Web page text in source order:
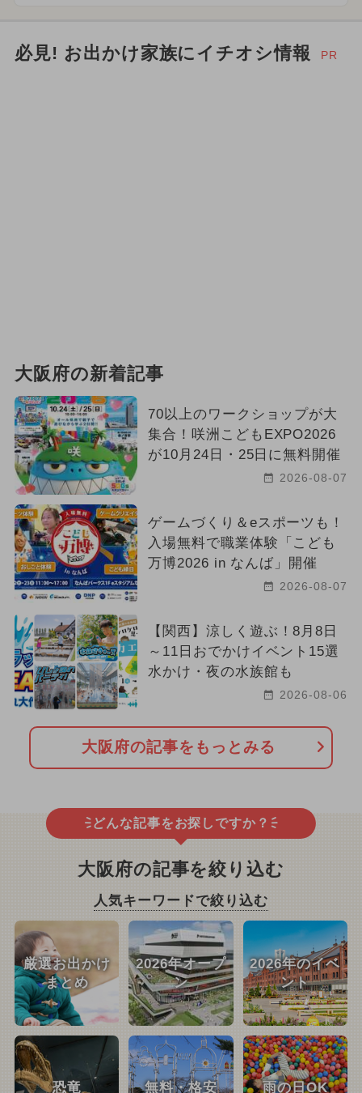
必見! お出かけ家族にイチオシ情報 PR
大阪府の新着記事
70以上のワークショップが大
集合！咲洲こどもEXPO2026
が10月24日・25日に無料開催
2026-08-07
ゲームづくり＆eスポーツも！
入場無料で職業体験「こども
万博2026 in なんば」開催
2026-08-07
【関西】涼しく遊ぶ！8月8日
～11日おでかけイベント15選
水かけ・夜の水族館も
2026-08-06
大阪府の記事をもっとみる
どんな記事をお探しですか？
大阪府の記事を絞り込む
人気キーワードで絞り込む
厳選お出かけ
まとめ
2026年オープ
ン
2026年のイベ
ント
恐竜 無料・格安 雨の日OK